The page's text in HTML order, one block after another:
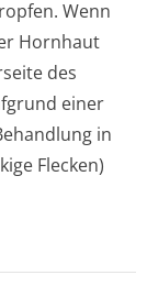
Wenn
Hornhaut
des
einer
in
Flecken)